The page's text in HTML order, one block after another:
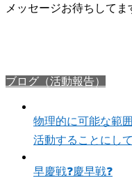
メッセージお待ちしてま
ブログ（活動報告）
物理的に可能な範
活動することにし
早慶戦❓慶早戦❓